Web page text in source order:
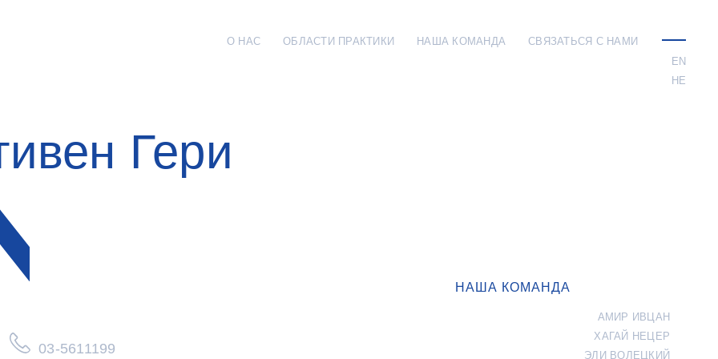
to
toggle
О НАС ОБЛАСТИ ПРАКТИКИ НАША КОМАНДА
СВЯЗАТЬСЯ С НАМИ
EN
HE
Гери
03-5611199
НАША КОМАНДА
АМИР ИВЦАН
ХАГАЙ НЕЦЕР
ЭЛИ ВОЛЕЦКИЙ